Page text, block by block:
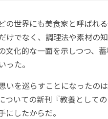
の世界にも美食家と呼ばれ
けでなく、調理法や素材の
文化的な一面を示しつつ、
った。
を巡らすことになったのは
ついての新刊『教養として
したからだ。